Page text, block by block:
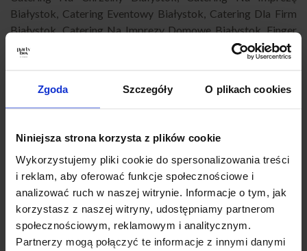
Zgoda Szczegóły O plikach cookies
Niniejsza strona korzysta z plików cookie
Wykorzystujemy pliki cookie do spersonalizowania treści
i reklam, aby oferować funkcje społecznościowe i
analizować ruch w naszej witrynie. Informacje o tym, jak
korzystasz z naszej witryny, udostępniamy partnerom
społecznościowym, reklamowym i analitycznym.
Partnerzy mogą połączyć te informacje z innymi danymi
Białystok, Catering Eventowy Białystok, Catering Dla Firm
Białystok,Catering Na Imprezy Domowe Białystok,Finger
Food Białystok
Catering Okolicznościowy Białystok
Catering Super Boxy
Karnawał Białystok
Catering Na Wigilię Białystok ,Catering
na Wielkanoc Białystok
Białystok,Catering na szkolenie Białystok,Catering firmowy
z dowozem Białystok,Catering na przyjęcie Białystok
Catering imprezowy Białystok,Catering na imprezy
Białystok,Partybox Białystok,Catering Białystok impreza
Catering przekąski Białystok,
Catering świąteczny
Białystok.